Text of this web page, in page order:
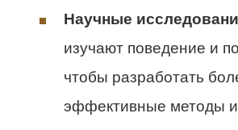
Научные
изучают поведение и
чтобы разработать
эффективные методы